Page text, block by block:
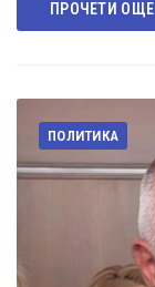
ПРОЧЕТИ ОЩЕ
ПОЛИТИКА